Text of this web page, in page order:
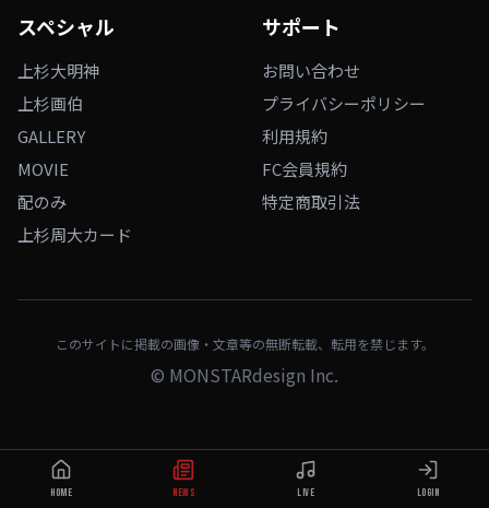
スペシャル
上杉大明神
上杉画伯
GALLERY
MOVIE
配のみ
上杉周大カード
サポート
お問い合わせ
プライバシーポリシー
利用規約
FC会員規約
特定商取引法
このサイトに掲載の画像・文章等の無断転載、転用を禁じます。
© MONSTARdesign Inc.
HOME NEWS LIVE LOGIN